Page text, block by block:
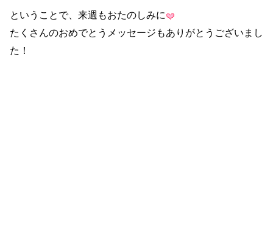
ということで、来週もおたのしみに
たくさんのおめでとうメッセージもありがとうございまし
た！